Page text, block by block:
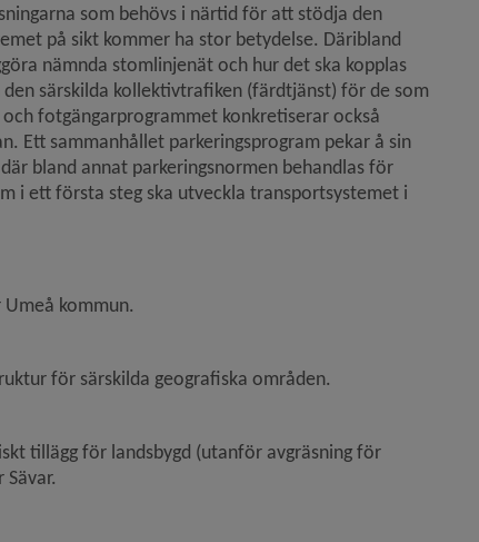
som behövs i närtid för att stödja den
på sikt kommer ha stor betydelse. Däribland
nämnda stomlinjenät och hur det ska kopplas
särskilda kollektivtrafiken (färdtjänst) för de som
fotgängarprogrammet konkretiserar också
Ett sammanhållet parkeringsprogram pekar å sin
bland annat parkeringsnormen behandlas för
i ett första steg ska utveckla transportsystemet i
kommun.
för särskilda geografiska områden.
tillägg för landsbygd (utanför avgräsning för